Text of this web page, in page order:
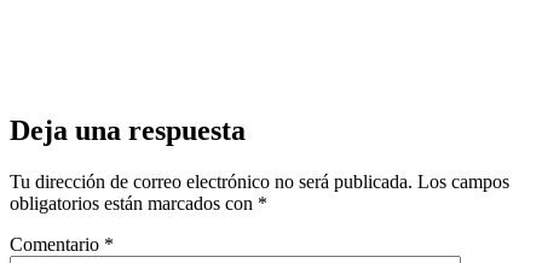
Deja una respuesta
Tu dirección de correo electrónico no será publicada. Los campos
obligatorios están marcados con *
Comentario *